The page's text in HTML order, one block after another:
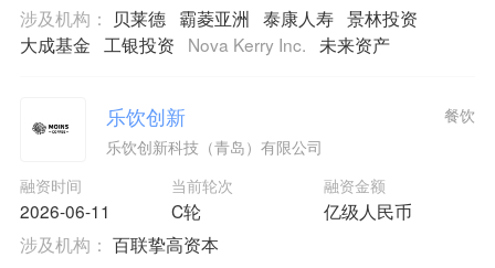
涉及机构： 贝莱德 霸菱亚洲 泰康人寿 景林投资
大成基金
工银投资 Nova Kerry Inc. 未来资产
乐饮创新
乐饮创新科技（青岛）有限公司
融资时间
2026-06-11
当前轮次
C轮
融资金额
亿级人民币
餐饮
涉及机构： 百联挚高资本